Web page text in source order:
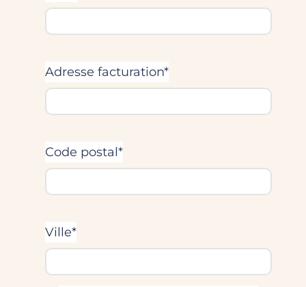
Adresse facturation*
Code postal*
Ville*